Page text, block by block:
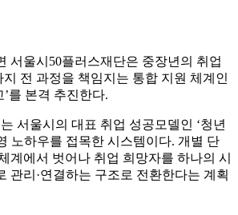
서울시50플러스재단은 중장년의 취업
전 과정을 책임지는 통합 지원 체계인
를 본격 추진한다.
서울시의 대표 취업 성공모델인 ‘청년
노하우를 접목한 시스템이다. 개별 단
계에서 벗어나 취업 희망자를 하나의 시
관리·연결하는 구조로 전환한다는 계획